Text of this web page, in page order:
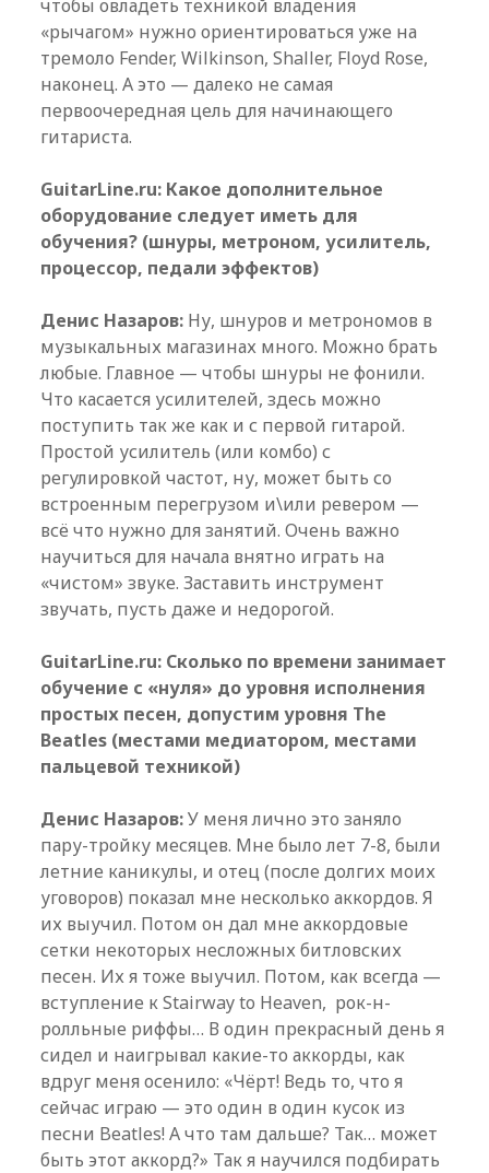
чтобы овладеть техникой владения
«рычагом» нужно ориентироваться уже на
тремоло Fender, Wilkinson, Shaller, Floyd Rose,
наконец. А это — далеко не самая
первоочередная цель для начинающего
гитариста.
GuitarLine.ru: Какое дополнительное
оборудование следует иметь для
обучения? (шнуры, метроном, усилитель,
процессор, педали эффектов)
Денис Назаров: Ну, шнуров и метрономов в
музыкальных магазинах много. Можно брать
любые. Главное — чтобы шнуры не фонили.
Что касается усилителей, здесь можно
поступить так же как и с первой гитарой.
Простой усилитель (или комбо) с
регулировкой частот, ну, может быть со
встроенным перегрузом и\или ревером —
всё что нужно для занятий. Очень важно
научиться для начала внятно играть на
«чистом» звуке. Заставить инструмент
звучать, пусть даже и недорогой.
GuitarLine.ru: Сколько по времени занимает
обучение с «нуля» до уровня исполнения
простых песен, допустим уровня The
Beatles (местами медиатором, местами
пальцевой техникой)
Денис Назаров:У меня лично это заняло
пару-тройку месяцев. Мне было лет 7-8, были
летние каникулы, и отец (после долгих моих
уговоров) показал мне несколько аккордов. Я
их выучил. Потом он дал мне аккордовые
сетки некоторых несложных битловских
песен. Их я тоже выучил. Потом, как всегда —
вступление к Stairway to Heaven, рок-н-
ролльные риффы… В один прекрасный день я
сидел и наигрывал какие-то аккорды, как
вдруг меня осенило: «Чёрт! Ведь то, что я
сейчас играю — это один в один кусок из
песни Beatles! А что там дальше? Так… может
быть этот аккорд?» Так я научился подбирать